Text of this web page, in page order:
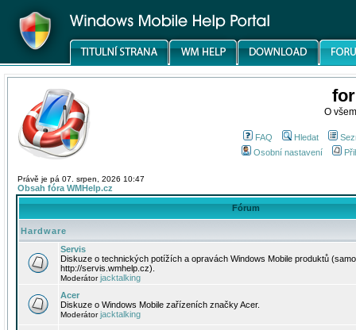
O
FAQ Hledat
Osobní nastavení
Právě je pá 07. srpen, 2026 10:47
Obsah fóra WMHelp.cz
Fórum
Hardware
Servis
Diskuze o technických potížích a opravách Windows Mobile produktů
http://servis.wmhelp.cz).
Moderátorjacktalking
Acer
Diskuze o Windows Mobile zařízeních značky Acer.
Moderátorjacktalking